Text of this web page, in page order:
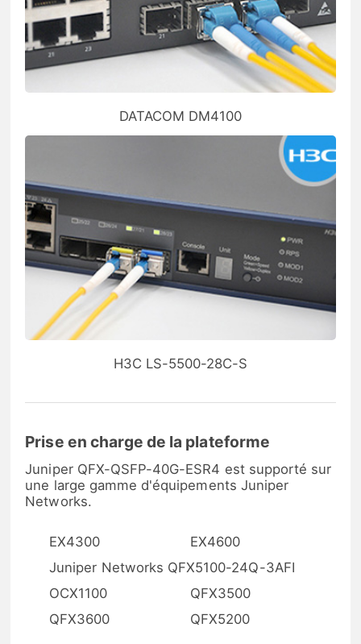
DATACOM DM4100
H3C LS-5500-28C-S
Prise en charge de la plateforme
Juniper QFX-QSFP-40G-ESR4 est supporté sur
une large gamme d'équipements Juniper
Networks.
EX4300
EX4600
Juniper Networks QFX5100-24Q-3AFI
OCX1100
QFX3500
QFX3600
QFX5200